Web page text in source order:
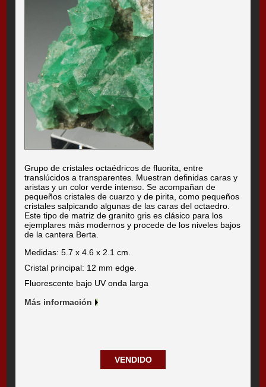
Grupo de cristales octaédricos de fluorita, entre
translúcidos a transparentes. Muestran definidas caras y
aristas y un color verde intenso. Se acompañan de
pequeños cristales de cuarzo y de pirita, como pequeños
cristales salpicando algunas de las caras del octaedro.
Este tipo de matriz de granito gris es clásico para los
ejemplares más modernos y procede de los niveles bajos
de la cantera Berta.
Medidas: 5.7 x 4.6 x 2.1 cm.
Cristal principal: 12 mm edge.
Fluorescente bajo UV onda larga
Más información
VENDIDO